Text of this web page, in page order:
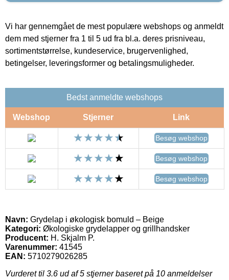
Vi har gennemgået de mest populære webshops og anmeldt
dem med stjerner fra 1 til 5 ud fra bl.a. deres prisniveau,
sortimentstørrelse, kundeservice, brugervenlighed,
betingelser, leveringsformer og betalingsmuligheder.
Bedst anmeldte webshops
Webshop Stjerner Link
Besøg webshop
Besøg webshop
Besøg webshop
Navn: Grydelap i økologisk bomuld – Beige
Kategori: Økologiske grydelapper og grillhandsker
Producent: H. Skjalm P.
Varenummer: 41545
EAN: 5710279026285
Vurderet til 3.6 ud af 5 stjerner baseret på 10 anmeldelser